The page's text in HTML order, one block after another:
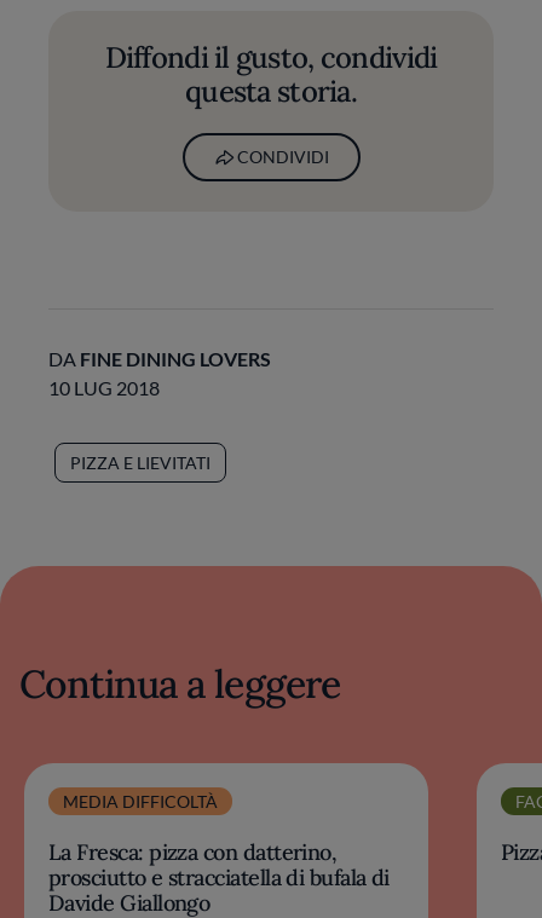
Diffondi il gusto, condividi
questa storia.
CONDIVIDI
DA FINE DINING LOVERS
10 LUG 2018
PIZZA E LIEVITATI
Continua a leggere
MEDIA DIFFICOLTÀ
La Fresca: pizza con datterino,
prosciutto e stracciatella di bufala di
Davide Giallongo